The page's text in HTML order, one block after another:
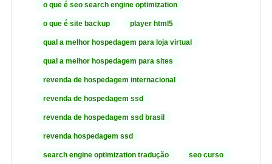
o que é seo search engine optimization
o que é site backup player html5
qual a melhor hospedagem para loja virtual
qual a melhor hospedagem para sites
revenda de hospedagem internacional
revenda de hospedagem ssd
revenda de hospedagem ssd brasil
revenda hospedagem ssd
search engine optimization tradução seo curso